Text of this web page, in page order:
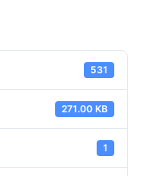
531
271.00 KB
1